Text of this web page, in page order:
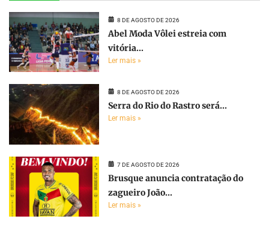
8 DE AGOSTO DE 2026
Abel Moda Vôlei estreia com
vitória...
Ler mais »
8 DE AGOSTO DE 2026
Serra do Rio do Rastro será...
Ler mais »
7 DE AGOSTO DE 2026
Brusque anuncia contratação do
zagueiro João...
Ler mais »